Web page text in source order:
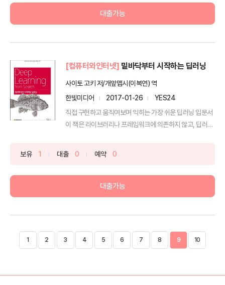
대출가능
[컴퓨터와인터넷] 밑바닥부터 시작하는 딥러닝
사이토 고키 저/개앞맵시(이복연) 역
한빛미디어
2017-01-26
YES24
직접 구현하고 움직여보며 익히는 가장 쉬운 딥러닝 입문서
이 책은 라이브러리나 프레임워크에 의존하지 않고, 딥러닝
보유 1 대출 0 예약 0
대출가능
1 2 3 4 5 6 7 8 9 10